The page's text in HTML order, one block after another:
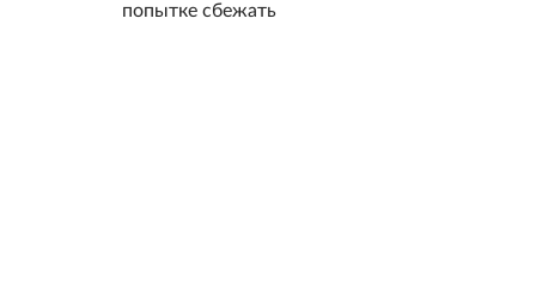
попытке сбежать